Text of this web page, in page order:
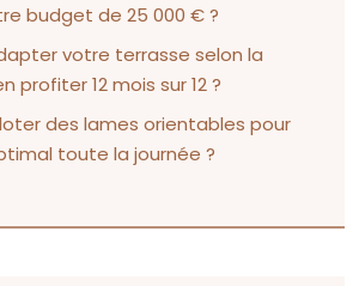
budget de 25 000 € ?
votre terrasse selon la
profiter 12 mois sur 12 ?
des lames orientables pour
toute la journée ?